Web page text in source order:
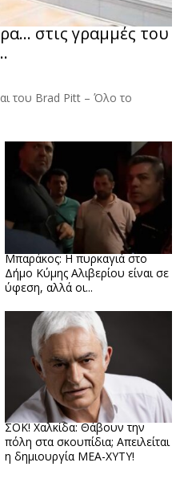
στις γραμμές του
του Brad Pitt – Όλο το
Μπαράκος: Η πυρκαγιά στο
Δήμο Κύμης Αλιβερίου είναι σε
ύφεση, αλλά οι...
ΣΟΚ! Χαλκίδα: Θάβουν την
πόλη στα σκουπίδια; Απειλείται
η δημιουργία ΜΕΑ-ΧΥΤΥ!